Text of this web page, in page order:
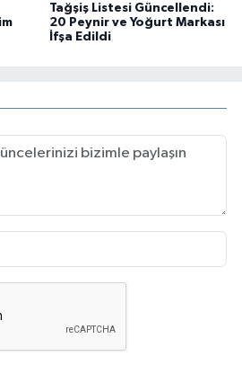
Tağşiş Listesi Güncellendi:
20 Peynir ve Yoğurt Markası
İfşa Edildi